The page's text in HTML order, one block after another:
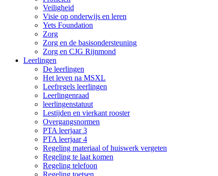
Veiligheid
Visie op onderwijs en leren
Yets Foundation
Zorg
Zorg en de basisondersteuning
Zorg en CJG Rijnmond
Leerlingen
De leerlingen
Het leven na MSXL
Leefregels leerlingen
Leerlingenraad
leerlingenstatuut
Lestijden en vierkant rooster
Overgangsnormen
PTA leerjaar 3
PTA leerjaar 4
Regeling materiaal of huiswerk vergeten
Regeling te laat komen
Regeling telefoon
Regeling toetsen